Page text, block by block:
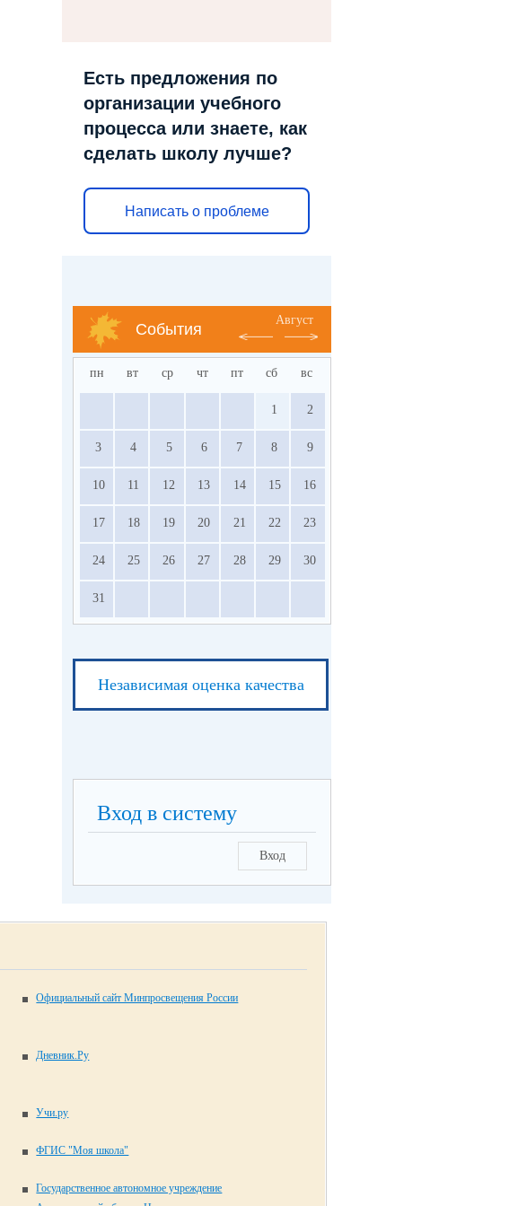
Есть предложения по
организации учебного
процесса или знаете, как
сделать школу лучше?
Написать о проблеме
События
Август
пн вт ср чт пт сб вс
1 2
3 4 5 6 7 8 9
10 11 12 13 14 15 16
17 18 19 20 21 22 23
24 25 26 27 28 29 30
31
Независимая оценка качества
Вход в систему
Вход
Официальный сайт Минпросвещения России
Дневник.Ру
Учи.ру
ФГИС "Моя школа"
Государственное автономное учреждение